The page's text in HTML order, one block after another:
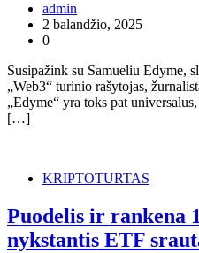
admin
2 balandžio, 2025
0
Susipažink su Samueliu
„Web3“ turinio rašytojas,
„Edyme“ yra toks pat
[…]
KRIPTOTURTAS
Puodelis ir rankena
nykstantis ETF